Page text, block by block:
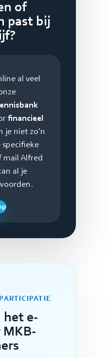
of
past bij
al veel
financieel
je niet zo’n
specifieke
mail Alfred
al je
het e-